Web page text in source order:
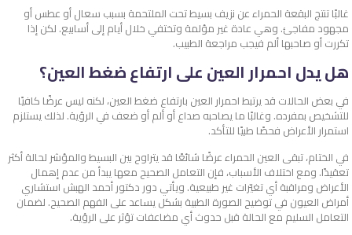
غالبًا تنتج البقعة الحمراء عن نزيف بسيط تحت الملتحمة بسبب سعال أو عطس أو
مجهود مفاجئ. وهي عادة غير مؤلمة وتختفي خلال أيام إلى أسابيع. لكن إذا
تكررت أو صاحبها ألم فيجب مراجعة الطبيب.
هل يدل احمرار العين على ارتفاع ضغط العين؟
في بعض الحالات قد يرتبط احمرار العين بارتفاع ضغط العين، لكنه ليس عرضًا كافيًا
للتشخيص بمفرده. وغالبًا ما يصاحبه صداع أو ألم أو ضعف في الرؤية. لذلك يستلزم
استمرار الأعراض فحصًا طبيًا للتأكد.
في الختام، تبقى العين الحمراءعرضًا شائعًا قد يتراوح بين البسيط والمؤشر لحالة أكثر
تعقيدًا. ومع اختلاف الأسباب، فإن التعامل الصحيح معها يبدأ من عدم إهمال
الأعراض ومراقبة أي تغيّرات غير طبيعية. ويأتي دور دكتور أحمد الهبش استشاري
أمراض العيون في توضيح الصورة الطبية بشكل يساعد على الفهم الصحيح. لضمان
التعامل السليم مع الحالة قبل حدوث أي مضاعفات تؤثر على الرؤية.